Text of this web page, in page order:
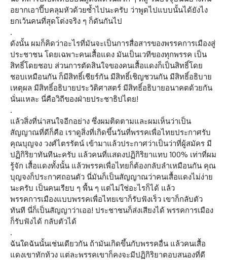
อยากเอาปี๊บคลุมหัวด้วยซ้ำไปนะครับ ว่าพูดไปแบบนั้นได้ยังไง
ยกเว้นคนที่สุดโต่งจริง ๆ ก็ดันกันไป
.
ดังนั้น ผมก็คิดว่าอะไรที่มันจะเป็นการสื่อสารของพรรคการเมืองสู่
ประชาชน โดยเฉพาะคนเสื้อแดง มันเป็นเวทีของทุกพรรค เป็น
สิทธิ์โดยชอบ ส่วนการตัดสินใจของคนเสื้อแดงก็เป็นสิทธิ์โดย
ชอบเหมือนกัน ก็มีสิทธิ์เชียร์กัน มีสิทธิ์เชิญชวนกัน มีสิทธิ์อธิบาย
เหตุผล มีสิทธิ์อธิบายประวัติศาสตร์ มีสิทธิ์อธิบายอนาคตด้วยกัน
นั่นแหละ นี่คือวิถีของฝ่ายประชาธิปไตย!
.
แล้วสิ่งที่น่าสนใจอีกอย่าง ซึ่งผมติดตามและผมเห็นว่าเป็น
สัญญาณที่ดีก็คือ เราดูสิ่งที่เกิดขึ้นวันที่พรรคเพื่อไทยประกาศรับ
คุณบุญจง วงศ์ไตรรัตน์ เข้ามาแล้วประกาศว่าเป็นว่าที่ผู้สมัคร มี
ปฏิกิริยาทันทีนะครับ แล้วคนที่แสดงปฏิกิริยาแทบ 100% เท่าที่ผม
รู้จัก เสื้อแดงทั้งนั้น แล้วพรรคเพื่อไทยก็ต้องกลับลำเหมือนกัน คุณ
บุญจงก็ประกาศถอนตัว นี่มันก็เป็นสัญญาณว่าคนเสื้อแดงไม่ง่าย
นะครับ เป็นคนเรียบ ๆ พื้น ๆ แต่ไม่ใช่อะไรก็ได้ แล้ว
พรรคการเมืองแบบพรรคเพื่อไทยเขาก็รับฟังเร็ว เขาก็กลับตัว
ทันที นี่ก็เป็นสัญญาว่าเออ! ประชาชนก็ส่งเสียงได้ พรรคการเมือง
ก็รับฟังได้ กลับตัวได้
.
ฉันใดฉันนั้นเช่นเดียวกัน ถ้ามันเกิดขึ้นกับพรรคอื่น แล้วคนเสื้อ
แดงเขาทักท้วง แต่ละพรรคเขาก็คงจะมีปฏิกิริยาตอบสนองที่ดี